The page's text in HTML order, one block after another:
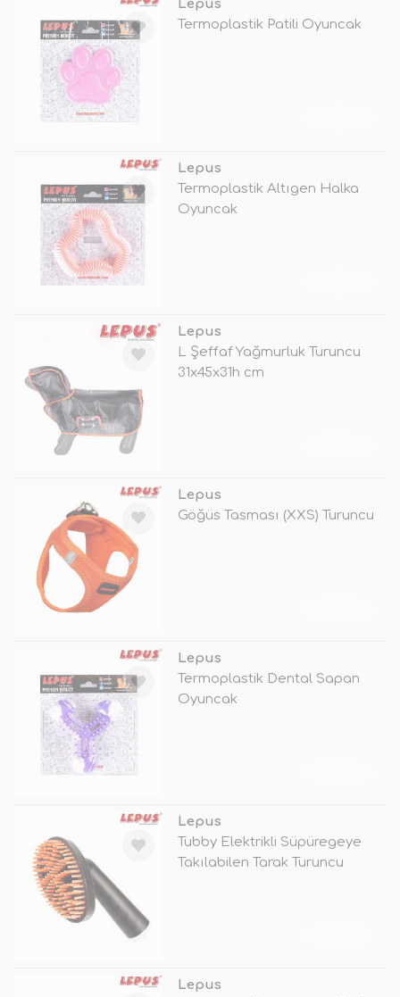
Lepus
Termoplastik Patili Oyuncak
Lepus
Termoplastik Altıgen Halka
Oyuncak
Lepus
L Şeffaf Yağmurluk Turuncu
31x45x31h cm
Lepus
Göğüs Tasması (XXS) Turuncu
Lepus
Termoplastik Dental Sapan
Oyuncak
Lepus
Tubby Elektrikli Süpüregeye
Takılabilen Tarak Turuncu
Lepus